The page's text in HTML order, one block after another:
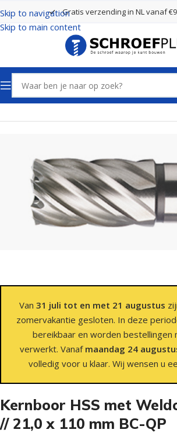
Skip to navigation
Skip to main content
Gratis verzending in NL vanaf
Home Boren Kernboren
Van 31 juli tot en met 21 augustus
zomervakantie gesloten. In deze
bereikbaar en worden bestellingen
verwerkt. Vanaf maandag 24
volledig voor u klaar. Wij wensen u
Kernboor HSS met
// 21,0 x 110 mm BC-QP